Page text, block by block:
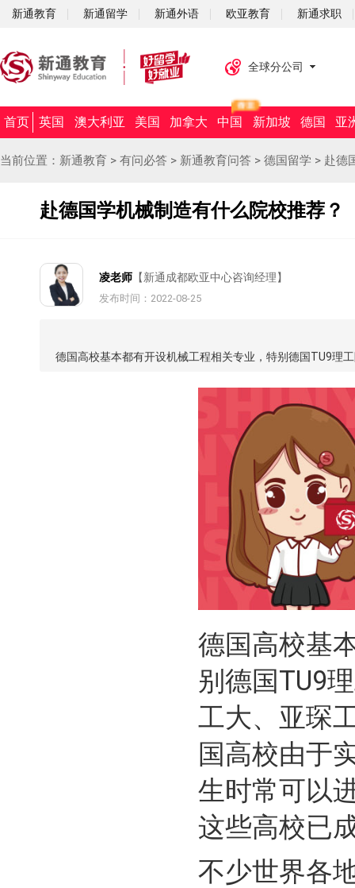
新通教育 新通留学 新通外语 欧亚教育 新通求职
全球分公司
首页 英国 澳大利亚 美国 加拿大 中国 新加坡 德国 亚
当前位置： 新通教育 > 有问必答 > 新通教育问答 > 德国留学 > 赴德
赴德国学机械制造有什么院校推荐？
凌老师 【新通成都欧亚中心咨询经理】
发布时间：2022-08-25
德国高校基本都有开设机械工程相关专业，特别德国TU9理
德国高校基
别德国TU9
工大、亚琛
国高校由于
生时常可以
这些高校已
不少世界各